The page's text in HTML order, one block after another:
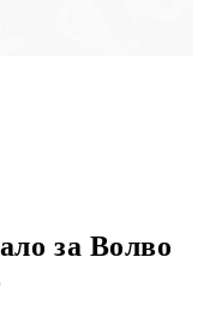
за Волво